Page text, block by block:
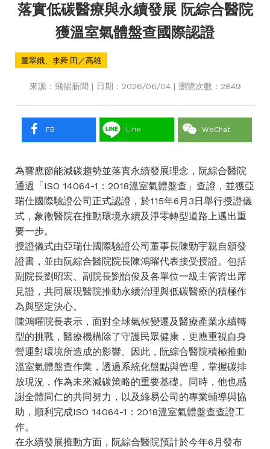
落實低碳醫療與永續發展 阮綜合醫院
獲溫室氣體盤查國際認證
董翠娥、李舜 田／高雄
來源：飛揚新聞 | 日期：2026/06/04 | 瀏覽次數：2849
FB Line WeChat
為響應節能減碳趨勢並落實永續發展理念，阮綜合醫院
通過「ISO 14064-1：2018溫室氣體盤查」查證，並獲亞
瑞仕國際驗證公司正式認證，於115年6月3日舉行授證儀
式，象徵醫院在推動環境永續及淨零轉型道路上邁出重
要一步。
授證儀式由亞瑞仕國際驗證公司董事長陳勁宇親自頒發
證書，並由阮綜合醫院院長陳鴻曜代表接受授證。包括
副院長劉昭宏、副院長劉怡俊及各單位一級主管皆出席
見證，共同展現醫院推動永續治理與低碳醫療的積極作
為與堅定決心。
陳鴻曜院長表示，面對全球氣候變遷及醫療產業永續轉
型的挑戰，醫療機構除了守護民眾健康，更應重視自身
營運對環境所造成的影響。因此，阮綜合醫院積極推動
溫室氣體盤查作業，透過系統化盤點與管理，掌握碳排
放現況，作為未來減碳策略的重要基礎。同時，他也感
謝全體同仁的共同努力，以及綠易公司的專業輔導與協
助，順利完成ISO 14064-1：2018溫室氣體盤查查證工
作。
在永續發展推動方面，阮綜合醫院預計於今年6月發布